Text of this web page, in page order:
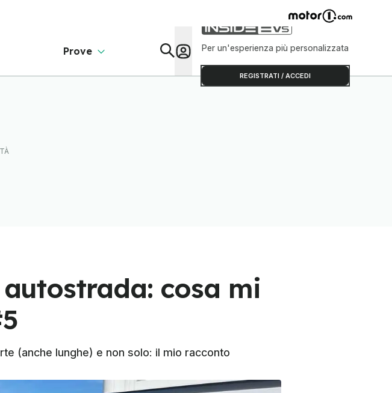
Prove Per un'esperienza più personalizzata
REGISTRATI / ACCEDI
cosa mi
(anche lunghe) e non solo: il mio racconto